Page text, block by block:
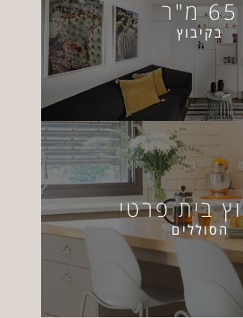
65 מ"ר
בקיבוץ
בית פרטי
הסוללים